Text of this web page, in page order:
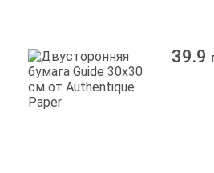
39.9